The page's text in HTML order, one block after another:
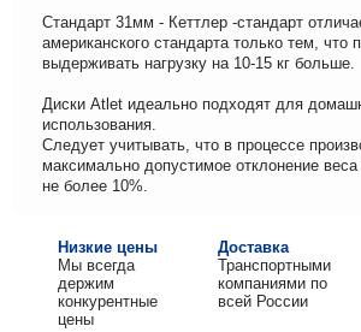
Стандарт 31мм - Кеттлер -стандарт
американского стандарта только тем, что
выдерживать нагрузку на 10-15 кг больше.
Диски Atlet идеально подходят для
использования.
Следует учитывать, что в процессе
максимально допустимое отклонение
не более 10%.
Низкие цены
Мы всегда
держим
конкурентные
цены
Доставка
Транспортными
компаниями по
всей России